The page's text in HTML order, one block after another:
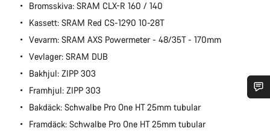
Bromsskiva: SRAM CLX-R 160 / 140
Kassett: SRAM Red CS-1290 10-28T
Vevarm: SRAM AXS Powermeter - 48/35T - 170mm
Vevlager: SRAM DUB
Bakhjul: ZIPP 303
Framhjul: ZIPP 303
Bakdäck: Schwalbe Pro One HT 25mm tubular
Framdäck: Schwalbe Pro One HT 25mm tubular
Behöver du hjälp?